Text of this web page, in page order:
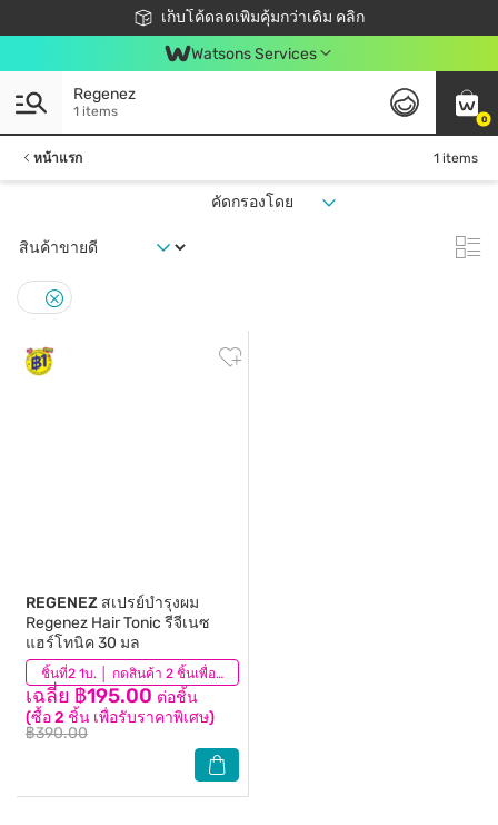
เก็บโค้ดลดเพิ่มคุ้มกว่าเดิม คลิก
ชอปออนไลน์ครั้งแรก ลดเพิ่มจุก ๆ 10%! 🎉
📦ส่งฟรี! เมื่อชอป 499฿
สมาชิกวัตสัน คลับดียังไง?
Watsons Services
0
Regenez
1 items
หน้าแรก 1 items
คัดกรองโดย
ชิ้นที่2 1บ. │ กดสินค้า 2 ชิ้นเพื่อรับโปรโมชันนี้
REGENEZ สเปรย์บํารุงผม
Regenez Hair Tonic รีจีเนซ
แฮร์โทนิค 30 มล
เฉลี่ย ฿195.00 ต่อชิ้น
(ซื้อ 2 ชิ้น เพื่อรับราคาพิเศษ)
฿390.00
(257)